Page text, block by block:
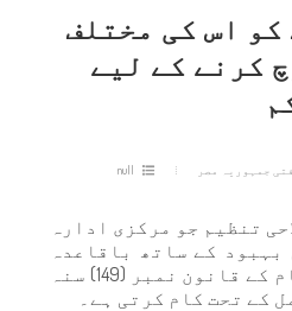
کو اس کی مختلف
کرنے کے لیے
جمہوریہ مصر
تنظیم جو مرکزی ادارہ
کے ساتھ باقاعدہ
رجسٹرڈ ہے، اور فلاحی کام کے قانون نمبر (149) سنہ